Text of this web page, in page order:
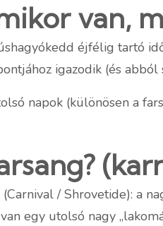
van,
éjfélig tartó
igazodik (és abból
napok (különösen a
/ Shrovetide): a
egy utolsó nagy